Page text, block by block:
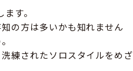
す。
の方は多いかも知れません
練されたソロスタイルをめざ